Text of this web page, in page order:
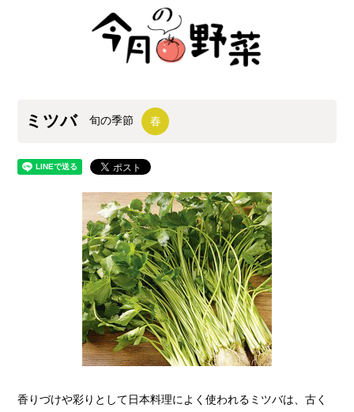
ミツバ 旬の季節 春
香りづけや彩りとして日本料理によく使われるミツバは、古く